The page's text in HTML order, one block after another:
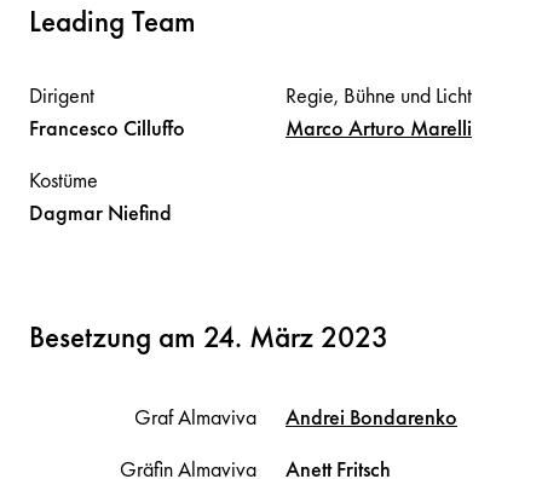
Leading Team
Dirigent
Francesco Cilluffo
Regie, Bühne und Licht
Marco Arturo Marelli
Kostüme
Dagmar Niefind
Besetzung am 24. März 2023
Graf Almaviva Andrei Bondarenko
Gräfin Almaviva
AnettFritsch